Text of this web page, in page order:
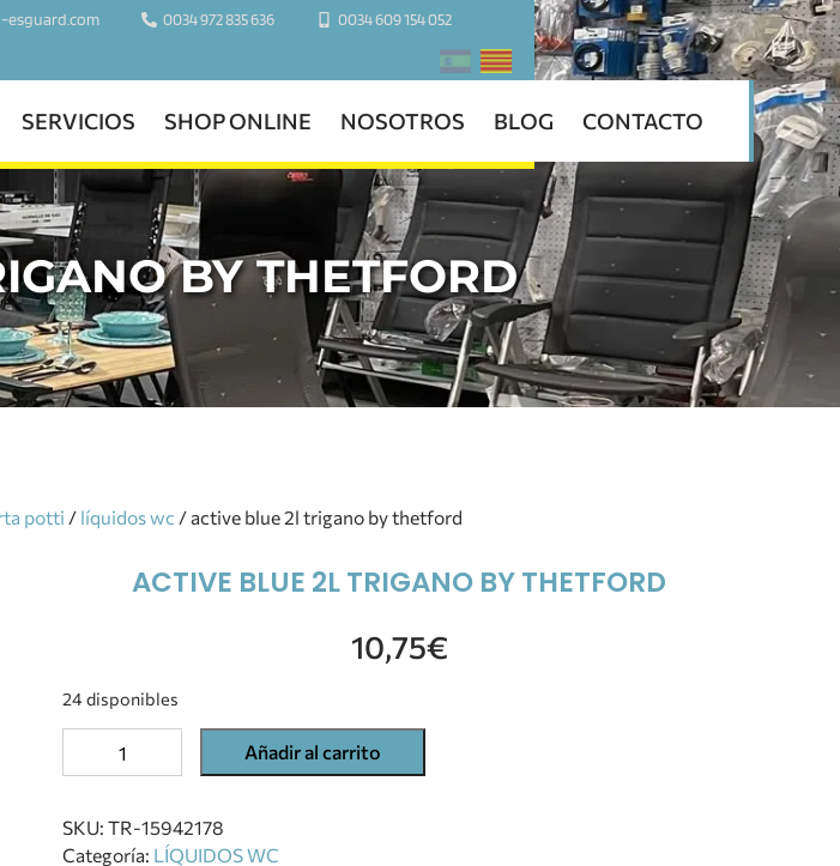
esguard.com 0034 972 835 636 0034 609 154 052
SERVICIOS SHOP ONLINE NOSOTROS BLOG CONTACTO
BY THETFORD
potti / líquidos wc / active blue 2l trigano by thetford
ACTIVE BLUE 2L TRIGANO BY THETFORD
10,75€
24 disponibles
Añadir al carrito
SKU:TR-15942178
Categoría: LÍQUIDOS WC